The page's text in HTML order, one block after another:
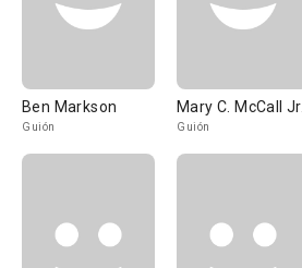
Ben Markson
Guión
Mary C. McCall Jr.
Guión